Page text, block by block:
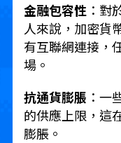
金融包容性：對
人來說，加密貨
有互聯網連接，
場。
抗通貨膨脹 ：一
的供應上限，這
膨脹。